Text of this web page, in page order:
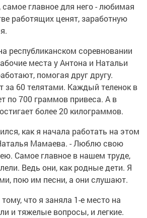
главное для него - любимая
работящих ценят, заработную
республиканском соревновании
места у Антона и Натальи
помогая друг другу.
за 60 телятами. Каждый теленок в
по 700 граммов привеса. А в
более 20 килограммов.
как я начала работать на этом
Мамаева. - Люблю свою
Самое главное в нашем труде,
Ведь они, как родные дети. Я
пою им песни, а они слушают.
что я заняла 1-е место на
и тяжелые вопросы, и легкие.